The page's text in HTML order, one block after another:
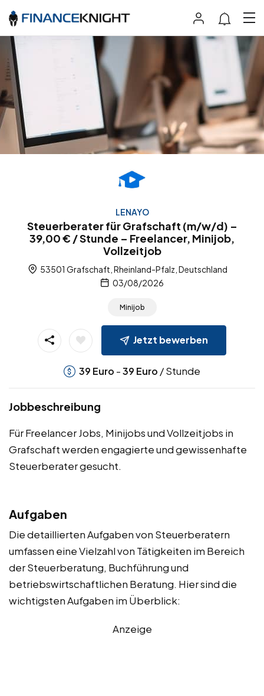
LENAYO
Steuerberater für Grafschaft (m/w/d) –
39,00 € / Stunde – Freelancer, Minijob,
Vollzeitjob
53501 Grafschaft, Rheinland-Pfalz, Deutschland
03/08/2026
Minijob
Jetzt bewerben
39 Euro -39 Euro / Stunde
Jobbeschreibung
Für Freelancer Jobs, Minijobs und Vollzeitjobs in
Grafschaft werden engagierte und gewissenhafte
Steuerberater gesucht.
Aufgaben
Die detaillierten Aufgaben von Steuerberatern
umfassen eine Vielzahl von Tätigkeiten im Bereich
der Steuerberatung, Buchführung und
betriebswirtschaftlichen Beratung. Hier sind die
wichtigsten Aufgaben im Überblick:
Anzeige